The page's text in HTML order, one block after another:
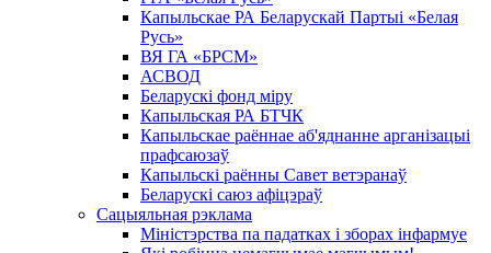
Капыльскае РА Беларускай Партыі «Белая
Русь»
ВЯ ГА «БРСМ»
АСВОД
Беларускі фонд міру
Капыльская РА БТЧК
Капыльскае раённае аб'яднанне арганізацыі
прафсаюзаў
Капыльскі раённы Савет ветэранаў
Беларускі саюз афіцэраў
Сацыяльная рэклама
Міністэрства па падатках і зборах інфармуе